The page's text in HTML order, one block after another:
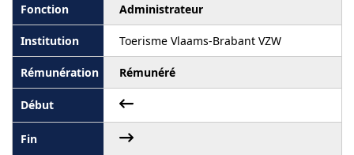
Administrateur
Toerisme Vlaams-Brabant VZW
Rémunéré